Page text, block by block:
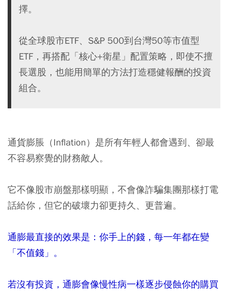
擇。
從全球股市ETF、S&P 500到台灣50等市值型
ETF，再搭配「核心+衛星」配置策略，即使不擅
長選股，也能用簡單的方法打造穩健報酬的投資
組合。
通貨膨脹（Inflation）是所有年輕人都會遇到、卻最
不容易察覺的財務敵人。
它不像股市崩盤那樣明顯，不會像詐騙集團那樣打電
話給你，但它的破壞力卻更持久、更普遍。
通膨最直接的效果是：你手上的錢，每一年都在變
「不值錢」。
若沒有投資，通膨會像慢性病一樣逐步侵蝕你的購買